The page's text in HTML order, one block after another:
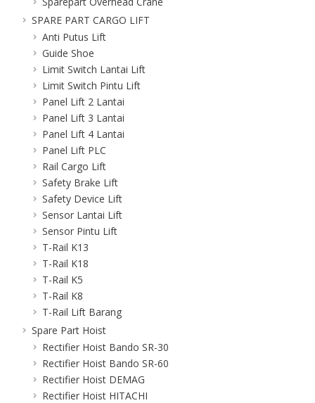
SPARE PART CARGO LIFT
Anti Putus Lift
Guide Shoe
Limit Switch Lantai Lift
Limit Switch Pintu Lift
Panel Lift 2 Lantai
Panel Lift 3 Lantai
Panel Lift 4 Lantai
Panel Lift PLC
Rail Cargo Lift
Safety Brake Lift
Safety Device Lift
Sensor Lantai Lift
Sensor Pintu Lift
T-Rail K13
T-Rail K18
T-Rail K5
T-Rail K8
T-Rail Lift Barang
Spare Part Hoist
Rectifier Hoist Bando SR-30
Rectifier Hoist Bando SR-60
Rectifier Hoist DEMAG
Rectifier Hoist HITACHI